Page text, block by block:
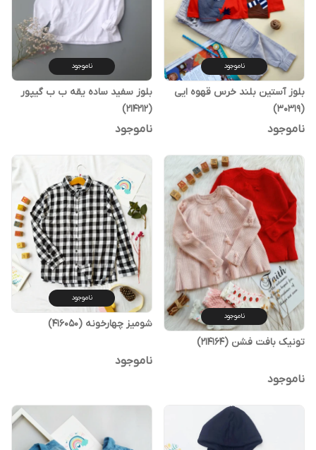
ناموجود
بلوز آستین بلند خرس قهوه ایی
(30319)
ناموجود
ناموجود
بلوز سفید ساده یقه ب ب گیپور
(214212)
ناموجود
ناموجود
تونیک بافت فشن (214164)
ناموجود
ناموجود
شومیز چهارخونه (416050)
ناموجود